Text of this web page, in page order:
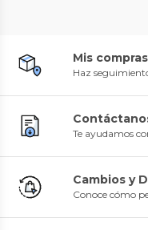
Mis compras
Haz
Te ayudamos
Cambios y
Conoce cómo